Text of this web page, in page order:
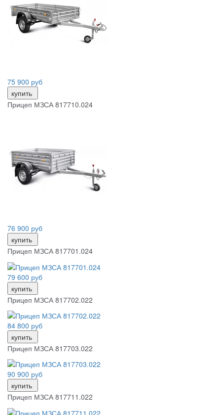
75 900 руб
купить
Прицеп МЗСА 817710.024
76 900 руб
купить
Прицеп МЗСА 817701.024
79 600 руб
купить
Прицеп МЗСА 817702.022
84 800 руб
купить
Прицеп МЗСА 817703.022
90 900 руб
купить
Прицеп МЗСА 817711.022